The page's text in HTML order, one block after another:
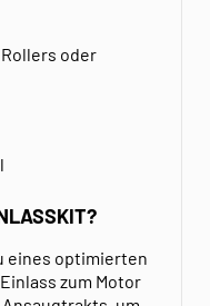
oder
eines optimierten
zum Motor